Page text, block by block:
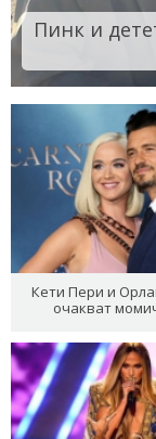
Пинк и
Кети Пери и
очакват